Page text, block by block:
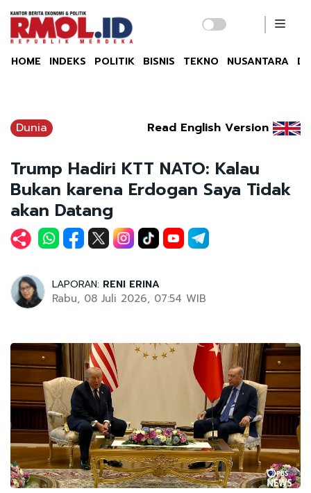
HOME INDEKS POLITIK BISNIS TEKNO NUSANTARA
Dunia Read English Version
Trump Hadiri KTT NATO: Kalau
Bukan karena Erdogan Saya Tidak
akan Datang
LAPORAN: RENI ERINA
Rabu, 08 Juli 2026, 07:54 WIB